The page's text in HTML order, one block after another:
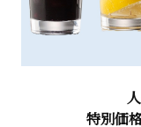
特別価